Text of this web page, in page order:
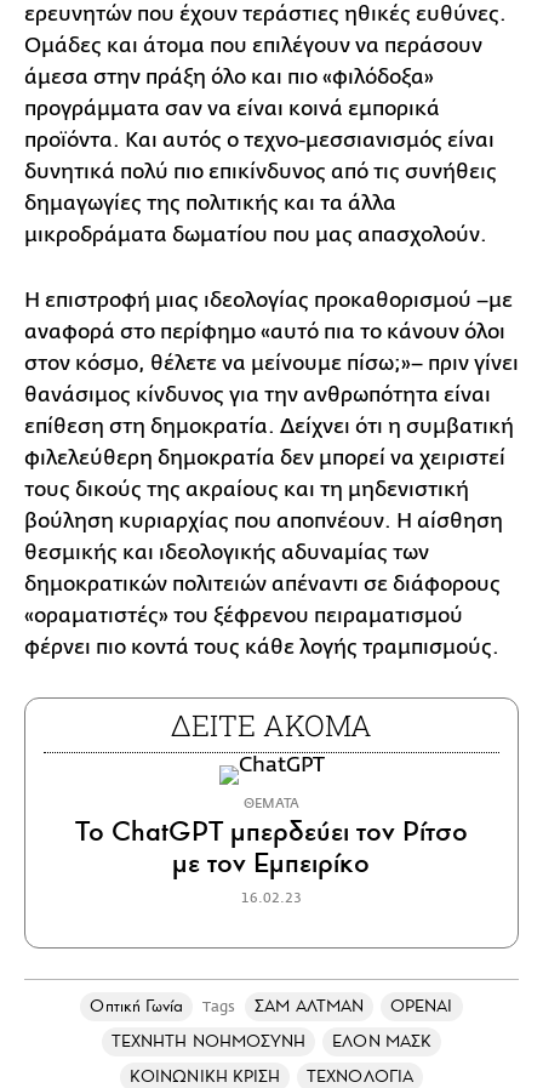
ερευνητών που έχουν τεράστιες ηθικές ευθύνες.
Ομάδες και άτομα που επιλέγουν να περάσουν
άμεσα στην πράξη όλο και πιο «φιλόδοξα»
προγράμματα σαν να είναι κοινά εμπορικά
προϊόντα. Και αυτός ο τεχνο-μεσσιανισμός είναι
δυνητικά πολύ πιο επικίνδυνος από τις συνήθεις
δημαγωγίες της πολιτικής και τα άλλα
μικροδράματα δωματίου που μας απασχολούν.
Η επιστροφή μιας ιδεολογίας προκαθορισμού –με
αναφορά στο περίφημο «αυτό πια το κάνουν όλοι
στον κόσμο, θέλετε να μείνουμε πίσω;»– πριν γίνει
θανάσιμος κίνδυνος για την ανθρωπότητα είναι
επίθεση στη δημοκρατία. Δείχνει ότι η συμβατική
φιλελεύθερη δημοκρατία δεν μπορεί να χειριστεί
τους δικούς της ακραίους και τη μηδενιστική
βούληση κυριαρχίας που αποπνέουν. Η αίσθηση
θεσμικής και ιδεολογικής αδυναμίας των
δημοκρατικών πολιτειών απέναντι σε διάφορους
«οραματιστές» του ξέφρενου πειραματισμού
φέρνει πιο κοντά τους κάθε λογής τραμπισμούς.
ΔΕΙΤΕ ΑΚΟΜΑ
ΘΕΜΑΤΑ
Το ChatGPT μπερδεύει τον Ρίτσο
με τον Εμπειρίκο
16.02.23
Οπτική Γωνία Tags ΣΑΜ ΑΛΤΜΑΝ
OPENAI
ΤΕΧΝΗΤΗ ΝΟΗΜΟΣΥΝΗ
ΕΛΟΝ ΜΑΣΚ
ΚΟΙΝΩΝΙΚΗ ΚΡΙΣΗ
ΤΕΧΝΟΛΟΓΙΑ